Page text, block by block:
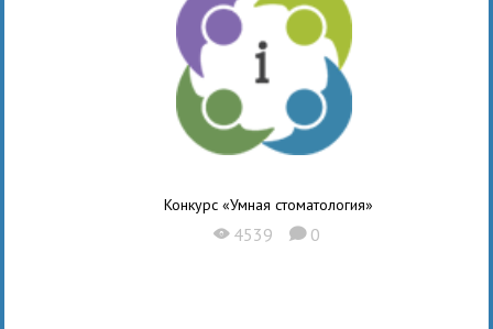
Конкурс «Умная стоматология»
X 4539 K 0